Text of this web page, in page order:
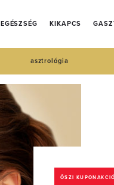
EGÉSZSÉG KIKAPCS
asztrológia
ŐSZI KUPONAKCIÓ